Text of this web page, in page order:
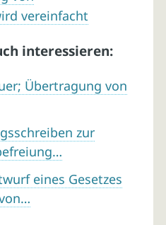
vereinfacht
interessieren:
Übertragung von
zur
eines Gesetzes